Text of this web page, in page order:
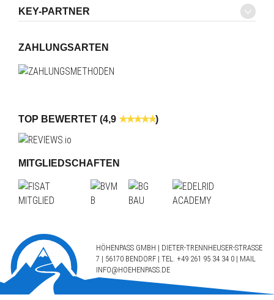
KEY-PARTNER
ZAHLUNGSARTEN
TOP BEWERTET (4,9 )
MITGLIEDSCHAFTEN
HÖHENPASS GMBH | DIETER-TRENNHEUSER-STRASSE 7
| 56170 BENDORF | TEL. +49 261 95 34 34 0| MAIL
INFO@HOEHENPASS.DE